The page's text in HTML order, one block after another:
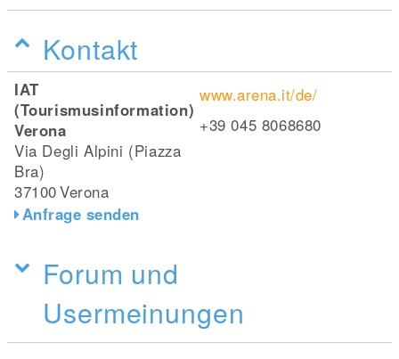
Kontakt
IAT
(Tourismusinformation)
Verona
Via Degli Alpini (Piazza
Bra)
37100Verona
Anfrage senden
www.arena.it/de/
+39 045 8068680
Forum und
Usermeinungen